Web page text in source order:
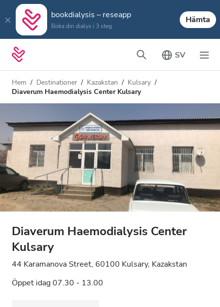
bookdialysis – reseapp
Boka din dialys i 3 steg
Hämta
SV
Hem Destinationer Kazakstan
Kulsary
Diaverum Haemodialysis Center Kulsary
Diaverum Haemodialysis Center
Kulsary
44 Karamanova Street, 60100 Kulsary, Kazakstan
Öppet idag 07.30 - 13.00